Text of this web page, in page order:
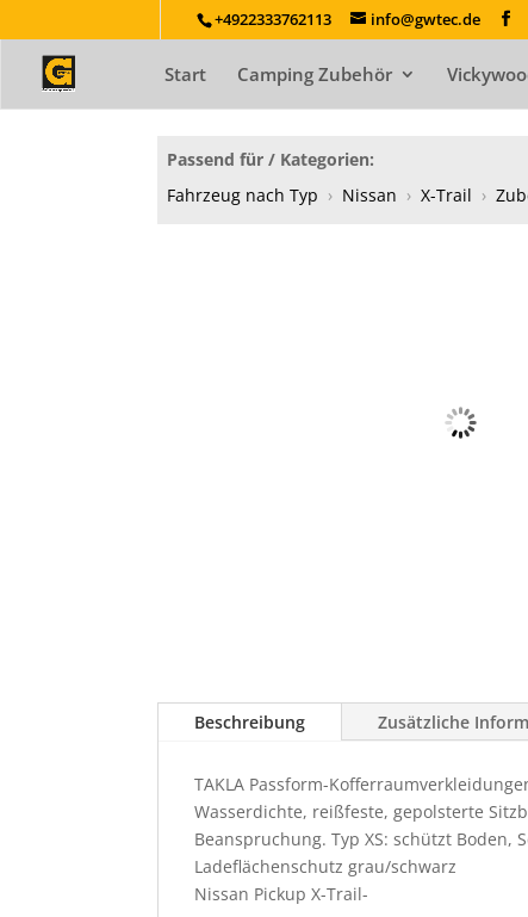
+4922333762113 info@gwtec.de
Start Camping Zubehör
Passend für / Kategorien:
Fahrzeug nach Typ › Nissan › X-Trail ›
Beschreibung Zusätzliche
TAKLA Passform-
Wasserdichte, reißfeste, gepolsterte
Beanspruchung. Typ XS: schützt
Ladeflächenschutz grau/schwarz
Nissan Pickup X-Trail-